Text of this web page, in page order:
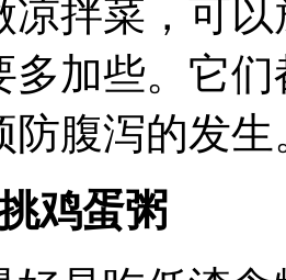
凉拌菜，可
多加些。它
防腹泻的发生
鸡蛋粥